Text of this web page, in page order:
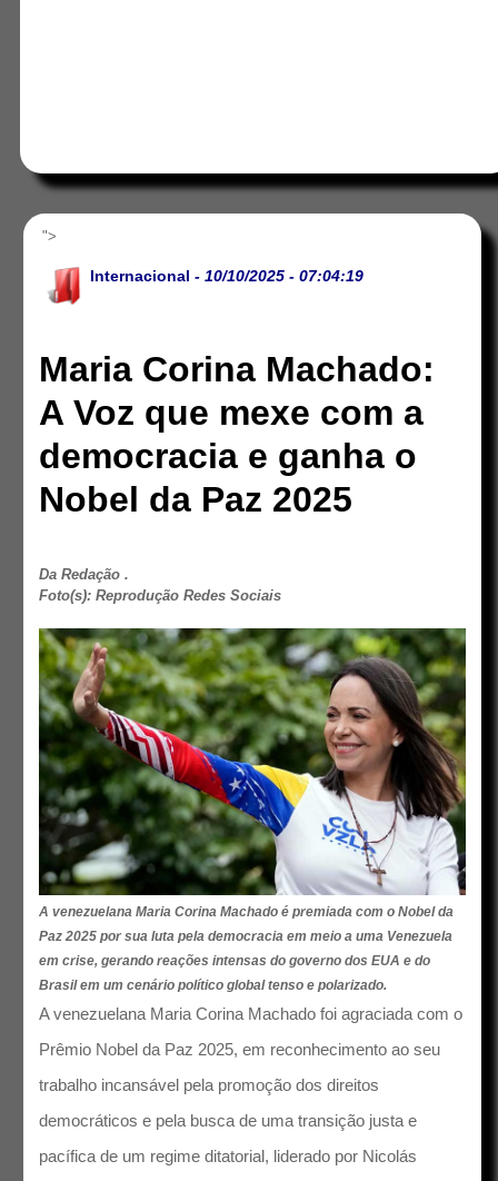
">
Internacional - 10/10/2025 - 07:04:19
Maria Corina Machado:
A Voz que mexe com a
democracia e ganha o
Nobel da Paz 2025
Da Redação .
Foto(s): Reprodução Redes Sociais
A venezuelana Maria Corina Machado é premiada com o Nobel da
Paz 2025 por sua luta pela democracia em meio a uma Venezuela
em crise, gerando reações intensas do governo dos EUA e do
Brasil em um cenário político global tenso e polarizado.
A venezuelana Maria Corina Machado foi agraciada com o
Prêmio Nobel da Paz 2025, em reconhecimento ao seu
trabalho incansável pela promoção dos direitos
democráticos e pela busca de uma transição justa e
pacífica de um regime ditatorial, liderado por Nicolás